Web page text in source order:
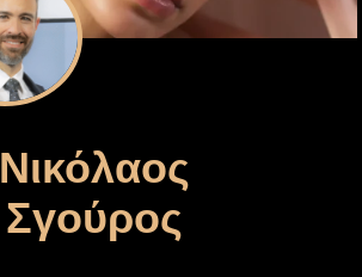
Νικόλαος
Σγούρος